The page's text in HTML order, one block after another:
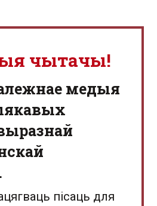
чытачы!
медыя
пісаць для